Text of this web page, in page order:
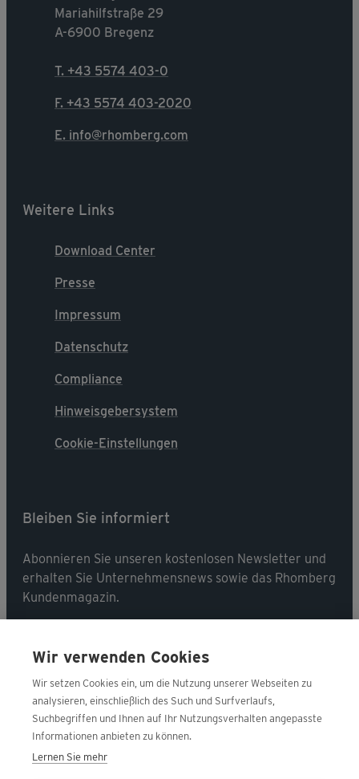
Mariahilfstraße 29
A-6900 Bregenz
T. +43 5574 403-0
F. +43 5574 403-2020
E. info@rhomberg.com
Weitere Links
Download Center
Presse
Impressum
Datenschutz
Compliance
Hinweisgebersystem
Cookie-Einstellungen
Bleiben Sie informiert
Abonnieren Sie unseren kostenlosen Newsletter und
erhalten Sie Unternehmensnews sowie das Rhomberg
Kundenmagazin.
Jetzt abonnieren
Folgen Sie uns
Wir verwenden Cookies
Wir setzen Cookies ein, um die Nutzung unserer Webseiten zu
analysieren, einschließlich des Such und Surfverlaufs,
Suchbegriffen und Ihnen auf Ihr Nutzungsverhalten angepasste
Informationen anbieten zu können.
Lernen Sie mehr